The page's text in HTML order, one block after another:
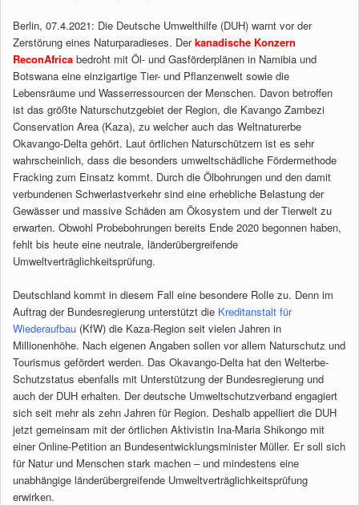
Berlin, 07.4.2021: Die Deutsche Umwelthilfe (DUH) warnt vor der
Zerstörung eines Naturparadieses. Derkanadische Konzern
ReconAfrica bedroht mit Öl- und Gasförderplänen in Namibia und
Botswana eine einzigartige Tier- und Pflanzenwelt sowie die
Lebensräume und Wasserressourcen der Menschen. Davon betroffen
ist das größte Naturschutzgebiet der Region, die Kavango Zambezi
Conservation Area (Kaza), zu welcher auch das Weltnaturerbe
Okavango-Delta gehört. Laut örtlichen Naturschützern ist es sehr
wahrscheinlich, dass die besonders umweltschädliche Fördermethode
Fracking zum Einsatz kommt. Durch die Ölbohrungen und den damit
verbundenen Schwerlastverkehr sind eine erhebliche Belastung der
Gewässer und massive Schäden am Ökosystem und der Tierwelt zu
erwarten. Obwohl Probebohrungen bereits Ende 2020 begonnen haben,
fehlt bis heute eine neutrale, länderübergreifende
Umweltverträglichkeitsprüfung.
Deutschland kommt in diesem Fall eine besondere Rolle zu. Denn im
Auftrag der Bundesregierung unterstützt die Kreditanstalt für
Wiederaufbau (KfW) die Kaza-Region seit vielen Jahren in
Millionenhöhe. Nach eigenen Angaben sollen vor allem Naturschutz und
Tourismus gefördert werden. Das Okavango-Delta hat den Welterbe-
Schutzstatus ebenfalls mit Unterstützung der Bundesregierung und
auch der DUH erhalten. Der deutsche Umweltschutzverband engagiert
sich seit mehr als zehn Jahren für Region. Deshalb appelliert die DUH
jetzt gemeinsam mit der örtlichen Aktivistin Ina-Maria Shikongo mit
einer Online-Petition an Bundesentwicklungsminister Müller. Er soll sich
für Natur und Menschen stark machen – und mindestens eine
unabhängige länderübergreifende Umweltverträglichkeitsprüfung
erwirken.